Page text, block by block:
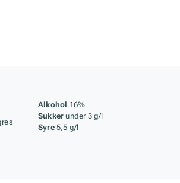
Alkohol 16%
Sukker under 3 g/l
Syre 5,5 g/l